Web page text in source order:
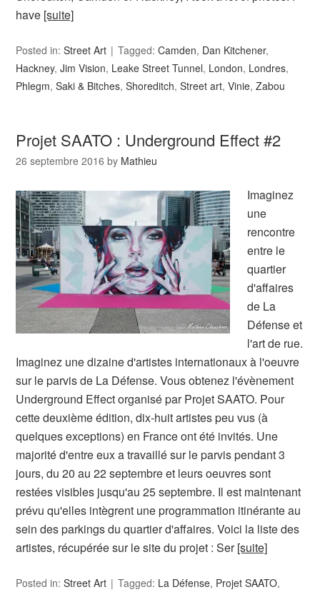
have [suite]
Posted in:Street Art Tagged:Camden, Dan Kitchener,
Hackney,Jim Vision, Leake Street Tunnel, London, Londres,
Phlegm,Saki & Bitches,Shoreditch,Street art,Vinie,Zabou
Projet SAATO : Underground Effect #2
26 septembre 2016 by Mathieu
Imaginez
une
rencontre
entre le
quartier
d'affaires
de La
Défense et
l'art de rue.
Imaginez une dizaine d'artistes internationaux à l'oeuvre
sur le parvis de La Défense. Vous obtenez l'évènement
Underground Effect organisé par Projet SAATO. Pour
cette deuxième édition, dix-huit artistes peu vus (à
quelques exceptions) en France ont été invités. Une
majorité d'entre eux a travaillé sur le parvis pendant 3
jours, du 20 au 22 septembre et leurs oeuvres sont
restées visibles jusqu'au 25 septembre. Il est maintenant
prévu qu'elles intègrent une programmation itinérante au
sein des parkings du quartier d'affaires. Voici la liste des
artistes, récupérée sur le site du projet : Ser[suite]
Posted in:Street Art Tagged: La Défense, Projet SAATO,